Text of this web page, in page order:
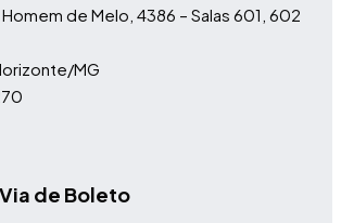
de Melo, 4386 – Salas 601, 602
MG
de Boleto